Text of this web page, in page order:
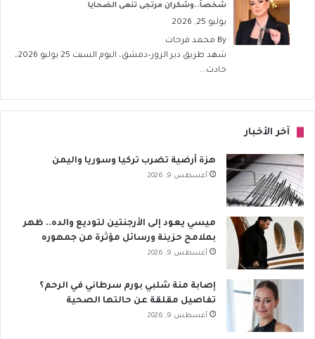
شخصاً..وشكران مرتجى تنعى الضحايا
يوليو 25, 2026
By محمد فرحات
شهد طريق دير الزور–دمشق، اليوم السبت 25 يوليو 2026،
حادث...
آخر الأخبار
هزة أرضية تضرب تركيا وسوريا واليمن
أغسطس 9, 2026
ميسي يعود إلى الأرجنتين لتوديع والده.. ظهر
بملامح حزينة ورسائل مؤثرة من جمهوره
أغسطس 9, 2026
إصابة منة شلبي بورم سرطاني في الرحم؟
تفاصيل مقلقة عن حالتها الصحية
أغسطس 9, 2026